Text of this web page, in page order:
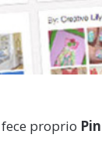
proprio